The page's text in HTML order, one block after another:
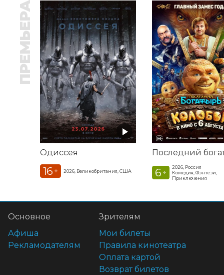
ПРЕМЬЕРА
Одиссея
16 + 2026, Великобритания, США 6 +
2026, Россия
Комедия, Фэнтези,
Приключения
Основное
Афиша
Рекламодателям
Зрителям
Мои билеты
Правила кинотеатра
Оплата картой
Возврат билетов